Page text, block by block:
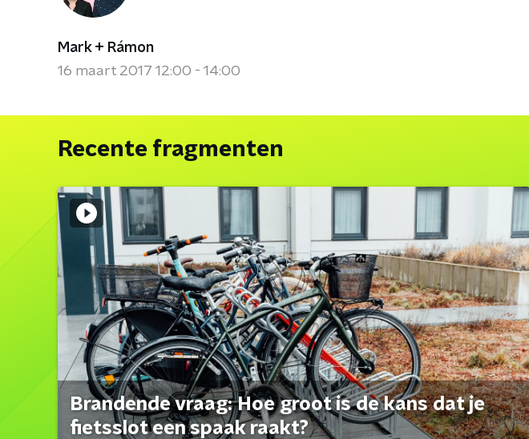
Mark + Rámon
16 maart 2017 12:00 - 14:00
Recente fragmenten
Brandende vraag: Hoe groot is de kans dat je
fietsslot een spaak raakt?